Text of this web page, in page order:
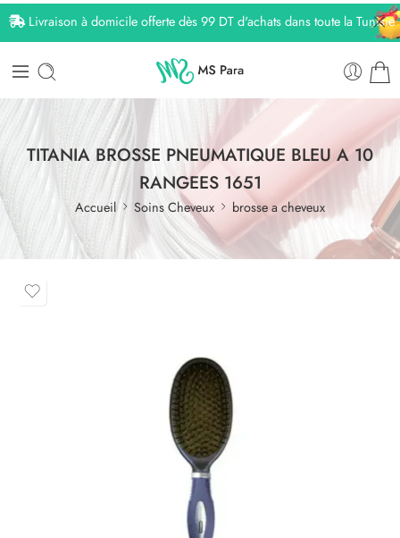
Livraison à domicile offerte dès 99 DT d'achats dans toute la Tunisie
TITANIA BROSSE PNEUMATIQUE BLEU A 10
RANGEES 1651
Accueil Soins Cheveux brosse a cheveux